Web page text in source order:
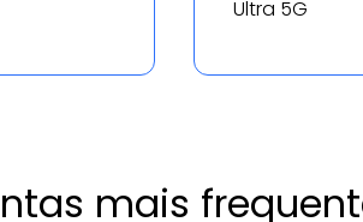
Ultra 5G
mais